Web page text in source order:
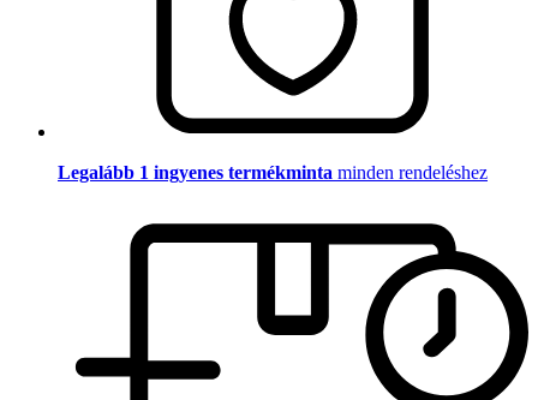
Legalább 1 ingyenes termékminta minden rendeléshez